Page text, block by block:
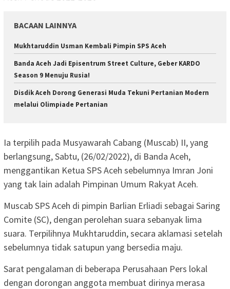
BACAAN LAINNYA
Mukhtaruddin Usman Kembali Pimpin SPS Aceh
Banda Aceh Jadi Episentrum Street Culture, Geber KARDO
Season 9 Menuju Rusia!
Disdik Aceh Dorong Generasi Muda Tekuni Pertanian Modern
melalui Olimpiade Pertanian
Ia terpilih pada Musyawarah Cabang (Muscab) II, yang
berlangsung, Sabtu, (26/02/2022), di Banda Aceh,
menggantikan Ketua SPS Aceh sebelumnya Imran Joni
yang tak lain adalah Pimpinan Umum Rakyat Aceh.
Muscab SPS Aceh di pimpin Barlian Erliadi sebagai Saring
Comite (SC), dengan perolehan suara sebanyak lima
suara. Terpilihnya Mukhtaruddin, secara aklamasi setelah
sebelumnya tidak satupun yang bersedia maju.
Sarat pengalaman di beberapa Perusahaan Pers lokal
dengan dorongan anggota membuat dirinya merasa